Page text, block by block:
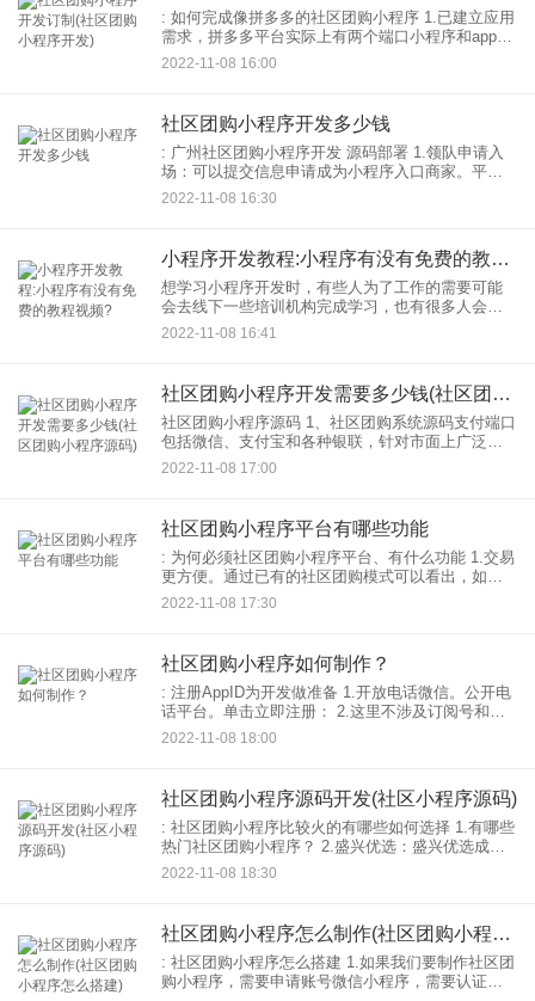
: 如何完成像拼多多的社区团购小程序 1.已建立应用
需求，拼多多平台实际上有两个端口小程序和app，
相互的业务流程可以连接，但是拼多多上有一个总
流水通道，可以完成引流方法和its社区： 如果一个
2022-11-08 16:00
社区团购小程序开发多少钱
: 广州社区团购小程序开发 源码部署 1.领队申请入
场：可以提交信息申请成为小程序入口商家。平台
审核完成后，可以打开组长的权限，设置下属社区
2.供应商结算：如果有人有好的产品，想成为这个平
2022-11-08 16:30
小程序开发教程:小程序有没有免费的教程视频?
想学习小程序开发时，有些人为了工作的需要可能
会去线下一些培训机构完成学习，也有很多人会选
择在网上找教程来学习，那么小程序有没有免费的
教程视频呢？ 小程序官方
2022-11-08 16:41
社区团购小程序开发需要多少钱(社区团购小程序源码)
社区团购小程序源码 1、社区团购系统源码支付端口
包括微信、支付宝和各种银联，针对市面上广泛使
用的方式，薇薇宝生鲜 2.社区团购小程序基于微
信。流量巨大，业务订单量是其他无法比拟的平
2022-11-08 17:00
社区团购小程序平台有哪些功能
: 为何必须社区团购小程序平台、有什么功能 1.交易
更方便。通过已有的社区团购模式可以看出，如今
的社区团购的交易流程一般依赖于社群群体，而团
购未使用的属性也大大降低了获取新用户的难度。
2022-11-08 17:30
社区团购小程序如何制作？
: 注册AppID为开发做准备 1.开放电话微信。公开电
话平台。单击立即注册： 2.这里不涉及订阅号和服
务号。仅选择小程序： 3.填写参数，勾选阅读同
2022-11-08 18:00
社区团购小程序源码开发(社区小程序源码)
: 社区团购小程序比较火的有哪些如何选择 1.有哪些
热门社区团购小程序？ 2.盛兴优选：盛兴优选成立
于长沙2018社区电商。Its小程序可以在微信上搜索
定位当前位置，可以选择小区的自提点。采
2022-11-08 18:30
社区团购小程序怎么制作(社区团购小程序怎么搭建)
: 社区团购小程序怎么搭建 1.如果我们要制作社区团
购小程序，需要申请账号微信小程序，需要认证开